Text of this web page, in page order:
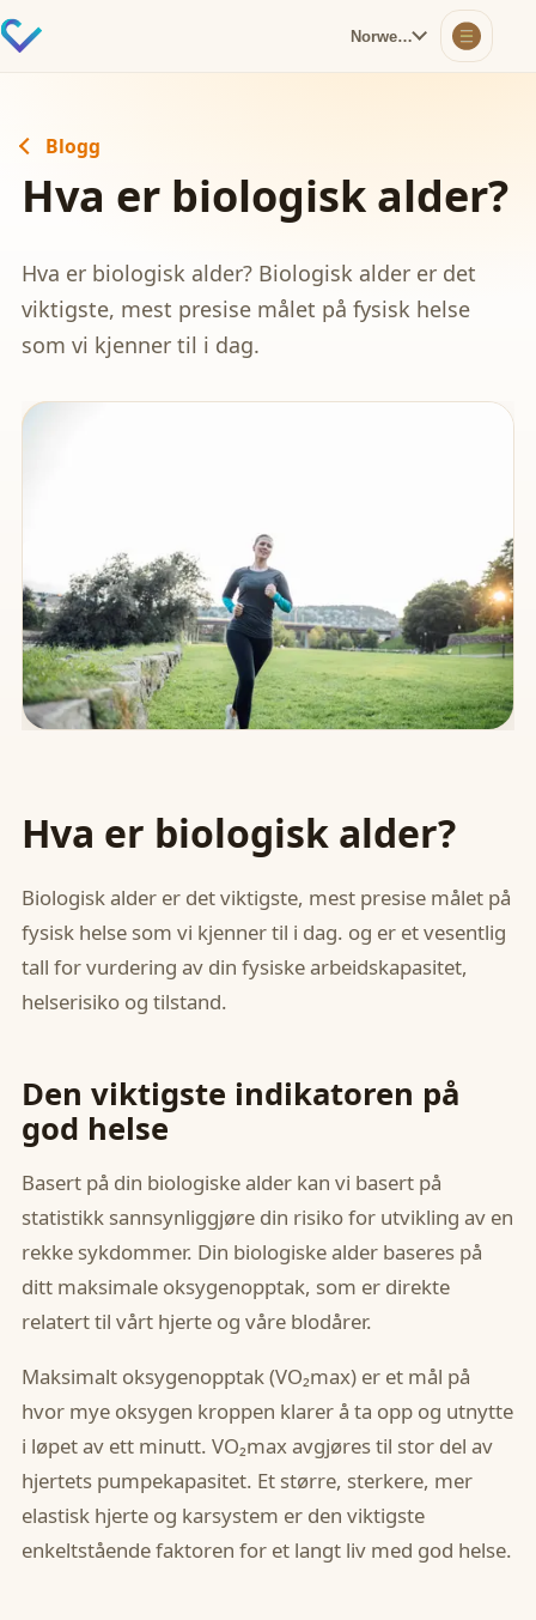
Norwegian
Blogg
Hva er biologisk alder?
Hva er biologisk alder? Biologisk alder er det
viktigste, mest presise målet på fysisk helse
som vi kjenner til i dag.
Hva er biologisk alder?
Biologisk alder er det viktigste, mest presise målet på
fysisk helse som vi kjenner til i dag. og er et vesentlig
tall for vurdering av din fysiske arbeidskapasitet,
helserisiko og tilstand.
Den viktigste indikatoren på
god helse
Basert på din biologiske alder kan vi basert på
statistikk sannsynliggjøre din risiko for utvikling av en
rekke sykdommer. Din biologiske alder baseres på
ditt maksimale oksygenopptak, som er direkte
relatert til vårt hjerte og våre blodårer.
Maksimalt oksygenopptak (VO₂max) er et mål på
hvor mye oksygen kroppen klarer å ta opp og utnytte
i løpet av ett minutt. VO₂max avgjøres til stor del av
hjertets pumpekapasitet. Et større, sterkere, mer
elastisk hjerte og karsystem er den viktigste
enkeltstående faktoren for et langt liv med god helse.